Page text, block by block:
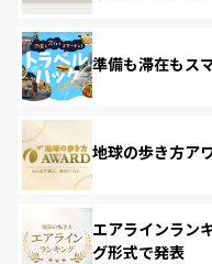
準備も滞在もス
地球の歩き方ア
エアラインラン
グ形式で発表